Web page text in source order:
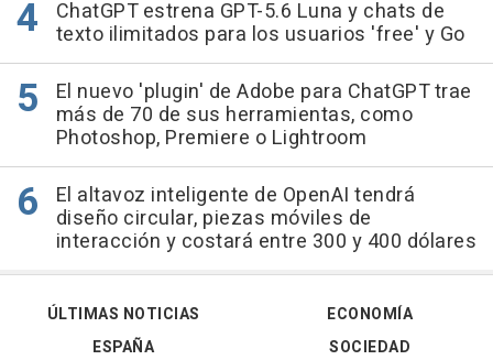
ChatGPT estrena GPT-5.6 Luna y chats de
texto ilimitados para los usuarios 'free' y Go
El nuevo 'plugin' de Adobe para ChatGPT trae
más de 70 de sus herramientas, como
Photoshop, Premiere o Lightroom
El altavoz inteligente de OpenAI tendrá
diseño circular, piezas móviles de
interacción y costará entre 300 y 400 dólares
ÚLTIMAS NOTICIAS
ESPAÑA
ECONOMÍA
SOCIEDAD